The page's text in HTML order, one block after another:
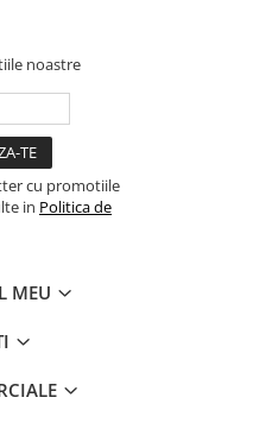
noastre
cu promotiile
in Politica de
MEU